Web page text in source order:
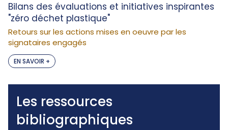
Bilans des évaluations et initiatives inspirantes
"zéro déchet plastique"
Retours sur les actions mises en oeuvre par les
signataires engagés
EN SAVOIR +
Les ressources
bibliographiques